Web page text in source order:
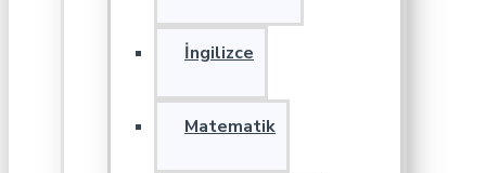
İngilizce
Matematik